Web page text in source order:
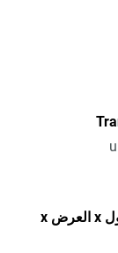
الأبعاد (الطول x العرض x